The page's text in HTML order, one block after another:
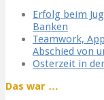
Erfolg beim
Banken
Teamwork,
Abschied von
Osterzeit in
Das war …